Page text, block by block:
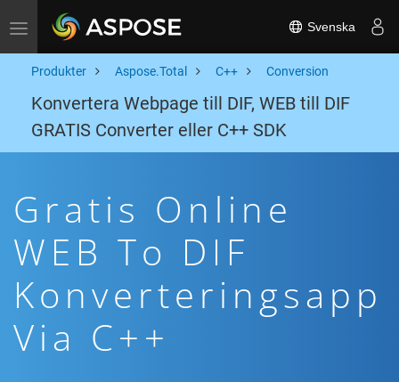
Toggle navigation Svenska
Produkter Aspose.Total C++ Conversion
Konvertera Webpage till DIF, WEB till DIF
GRATIS Converter eller C++ SDK
Gratis Online
WEB To DIF
Konverteringsapp
Via C++